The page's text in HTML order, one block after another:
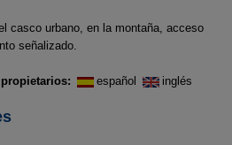
casco urbano, en la montaña, acceso
señalizado.
español inglés